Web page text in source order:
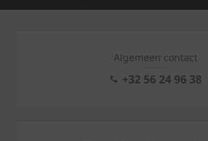
Algemeen contact
+32 56 24 96 38